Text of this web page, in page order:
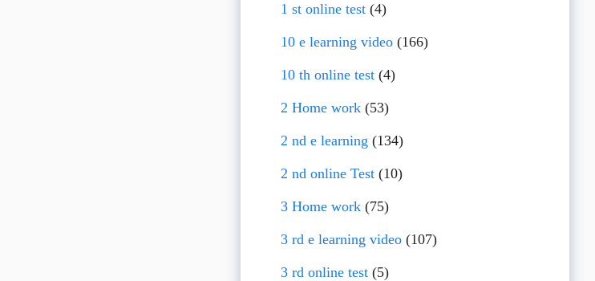
1 st online test(4)
10 e learning video(166)
10 th online test(4)
2 Home work(53)
2 nd e learning (134)
2 nd online Test(10)
3 Home work(75)
3 rd e learning video(107)
3 rd online test(5)